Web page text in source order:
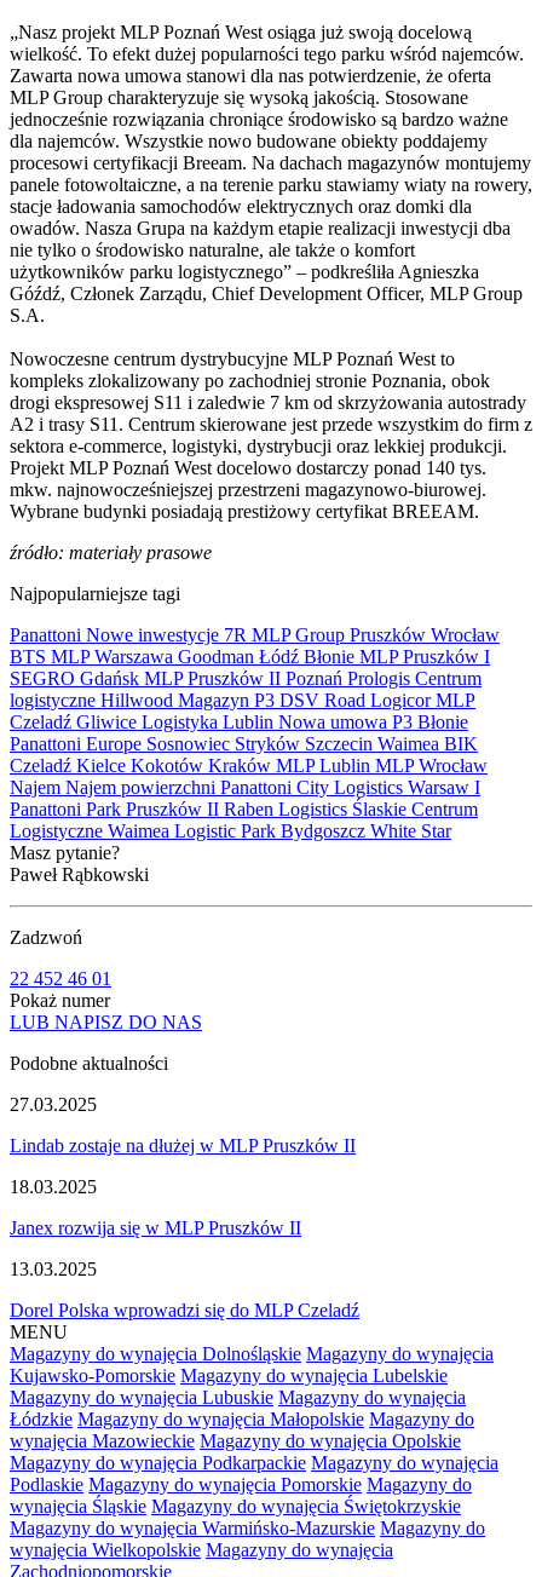
„Nasz projekt MLP Poznań West osiąga już swoją docelową
wielkość. To efekt dużej popularności tego parku wśród najemców.
Zawarta nowa umowa stanowi dla nas potwierdzenie, że oferta
MLP Group charakteryzuje się wysoką jakością. Stosowane
jednocześnie rozwiązania chroniące środowisko są bardzo ważne
dla najemców. Wszystkie nowo budowane obiekty poddajemy
procesowi certyfikacji Breeam. Na dachach magazynów montujemy
panele fotowoltaiczne, a na terenie parku stawiamy wiaty na rowery,
stacje ładowania samochodów elektrycznych oraz domki dla
owadów. Nasza Grupa na każdym etapie realizacji inwestycji dba
nie tylko o środowisko naturalne, ale także o komfort
użytkowników parku logistycznego” – podkreśliła Agnieszka
Góźdź, Członek Zarządu, Chief Development Officer, MLP Group
S.A.
Nowoczesne centrum dystrybucyjne MLP Poznań West to
kompleks zlokalizowany po zachodniej stronie Poznania, obok
drogi ekspresowej S11 i zaledwie 7 km od skrzyżowania autostrady
A2 i trasy S11. Centrum skierowane jest przede wszystkim do firm z
sektora e-commerce, logistyki, dystrybucji oraz lekkiej produkcji.
Projekt MLP Poznań West docelowo dostarczy ponad 140 tys.
mkw. najnowocześniejszej przestrzeni magazynowo-biurowej.
Wybrane budynki posiadają prestiżowy certyfikat BREEAM.
źródło: materiały prasowe
Najpopularniejsze tagi
Panattoni Nowe inwestycje 7R MLP Group Pruszków Wrocław
BTS MLPWarszawa Goodman Łódź Błonie MLP Pruszków I
SEGRO Gdańsk MLP Pruszków II Poznań Prologis Centrum
logistyczne Hillwood Magazyn P3 DSV Road LogicorMLP
Czeladź Gliwice Logistyka Lublin Nowa umowa P3 Błonie
Panattoni Europe Sosnowiec Stryków Szczecin Waimea BIK
Czeladź Kielce Kokotów Kraków MLP Lublin MLP Wrocław
Najem Najem powierzchni Panattoni City Logistics Warsaw I
Panattoni Park Pruszków II Raben Logistics Ślaskie Centrum
Logistyczne Waimea Logistic Park Bydgoszcz White Star
Masz pytanie?
Paweł Rąbkowski
Zadzwoń
22 452 46 01
Pokaż numer
LUB NAPISZ DO NAS
Podobne aktualności
27.03.2025
Lindab zostaje na dłużej w MLP Pruszków II
18.03.2025
Janex rozwija się w MLP Pruszków II
13.03.2025
Dorel Polska wprowadzi się do MLP Czeladź
MENU
Magazyny do wynajęcia Dolnośląskie Magazyny do wynajęcia
Kujawsko-Pomorskie Magazyny do wynajęcia Lubelskie
Magazyny do wynajęcia Lubuskie Magazyny do wynajęcia
Łódzkie Magazyny do wynajęcia Małopolskie Magazyny do
wynajęcia Mazowieckie Magazyny do wynajęcia Opolskie
Magazyny do wynajęcia Podkarpackie Magazyny do wynajęcia
Podlaskie Magazyny do wynajęcia Pomorskie Magazyny do
wynajęcia Śląskie Magazyny do wynajęcia Świętokrzyskie
Magazyny do wynajęcia Warmińsko-Mazurskie Magazyny do
wynajęcia Wielkopolskie Magazyny do wynajęcia
Zachodniopomorskie